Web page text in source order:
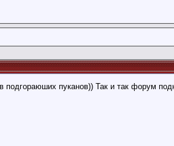
подгораюших пуканов)) Так и так форум